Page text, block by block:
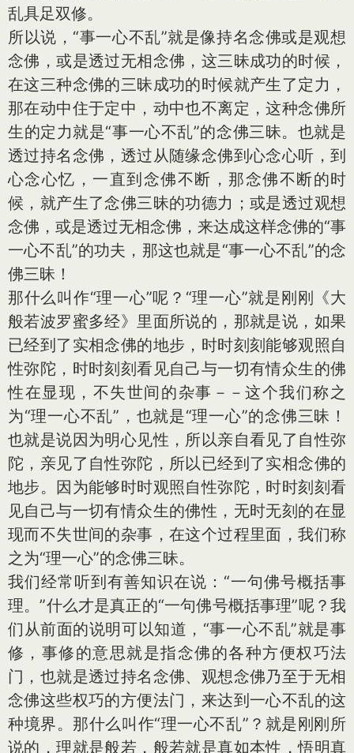
乱具足双修。
所以说，“事一心不乱”就是像持名念佛或是观想
念佛，或是透过无相念佛，这三昧成功的时候，
在这三种念佛的三昧成功的时候就产生了定力，
那在动中住于定中，动中也不离定，这种念佛所
生的定力就是“事一心不乱”的念佛三昧。也就是
透过持名念佛，透过从随缘念佛到心念心听，到
心念心忆，一直到念佛不断，那念佛不断的时
候，就产生了念佛三昧的功德力；或是透过观想
念佛，或是透过无相念佛，来达成这样念佛的“事
一心不乱”的功夫，那这也就是“事一心不乱”的念
佛三昧！
那什么叫作“理一心”呢？“理一心”就是刚刚《大
般若波罗蜜多经》里面所说的，那就是说，如果
已经到了实相念佛的地步，时时刻刻能够观照自
性弥陀，时时刻刻看见自己与一切有情众生的佛
性在显现，不失世间的杂事－－这个我们称之
为“理一心不乱”，也就是“理一心”的念佛三昧！
也就是说因为明心见性，所以亲自看见了自性弥
陀，亲见了自性弥陀，所以已经到了实相念佛的
地步。因为能够时时观照自性弥陀，时时刻刻看
见自己与一切有情众生的佛性，无时无刻的在显
现而不失世间的杂事，在这个过程里面，我们称
之为“理一心”的念佛三昧。
我们经常听到有善知识在说：“一句佛号概括事
理。”什么才是真正的“一句佛号概括事理”呢？我
们从前面的说明可以知道，“事一心不乱”就是事
修，事修的意思就是指念佛的各种方便权巧法
门，也就是透过持名念佛、观想念佛乃至于无相
念佛这些权巧的方便法门，来达到一心不乱的这
种境界。那什么叫作“理一心不乱”？就是刚刚所
说的，理就是般若，般若就是真如本性，悟明真